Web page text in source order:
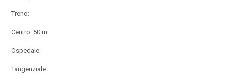
Treno:
Centro: 50 m
Ospedale:
Tangenziale: